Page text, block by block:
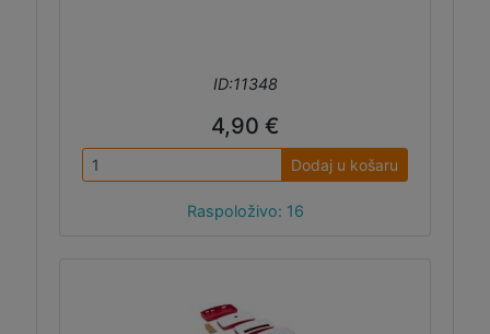
ID:11348
4,90 €
Dodaj u košaru
Raspoloživo: 16